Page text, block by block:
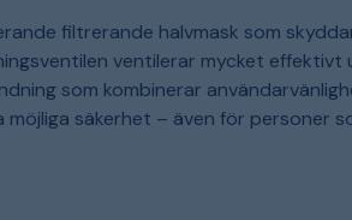
filtrerande halvmask som
ventilerar mycket effektivt
som kombinerar
säkerhet – även för personer